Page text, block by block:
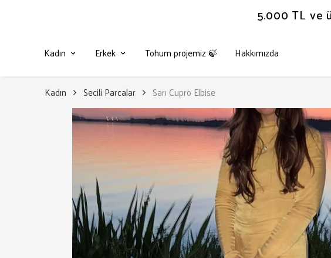
5.000 TL ve
Kadın Erkek Tohum projemiz 🍃 Hakkımızda
Kadın Secili Parcalar Sarı Cupro Elbise